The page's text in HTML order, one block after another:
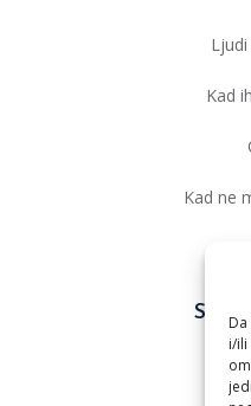
i/ili
Kad
Kad ne
Strah